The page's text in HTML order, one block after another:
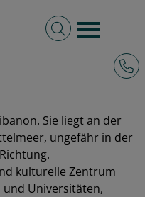
Burger
Volltextsuche
Sie liegt an der
ungefähr in der
kulturelle Zentrum
und Universitäten,